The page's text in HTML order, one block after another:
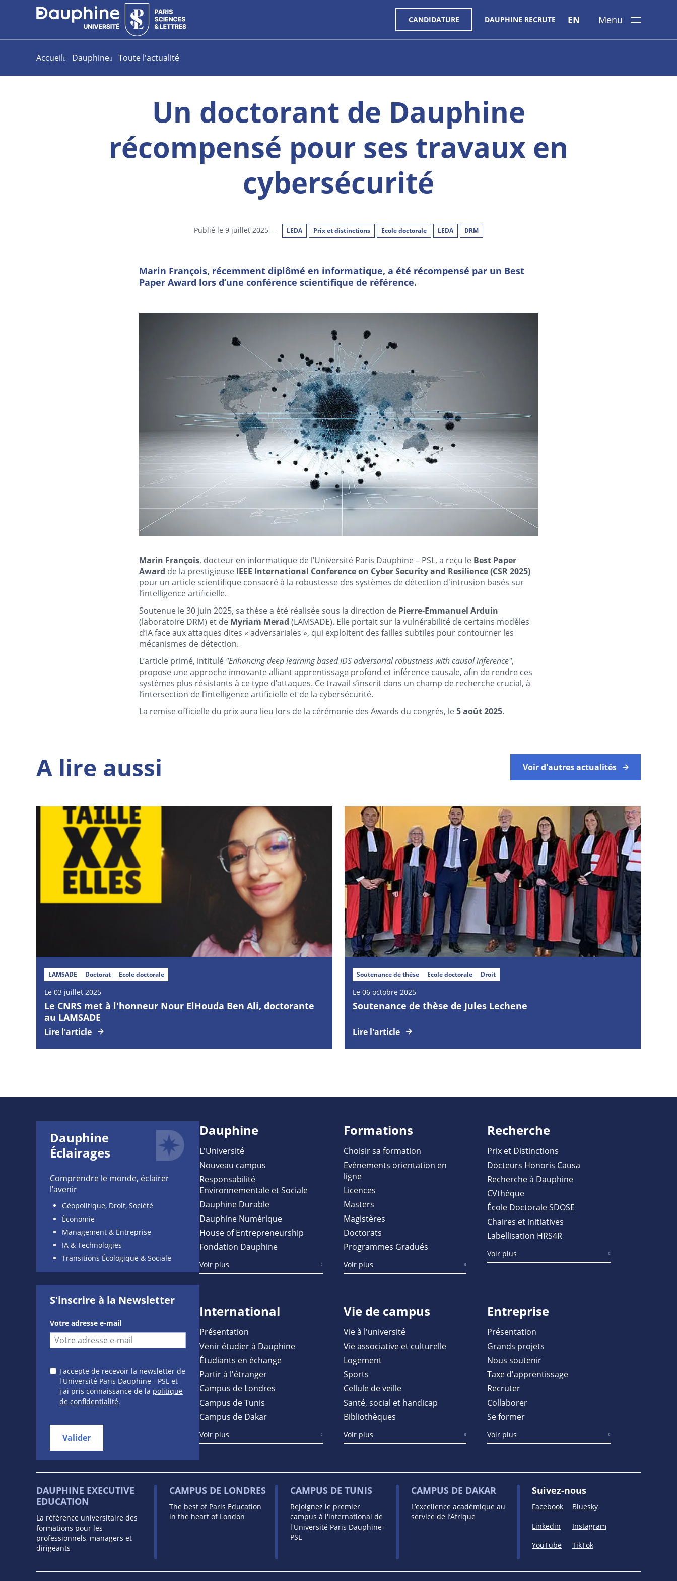
CANDIDATURE DAUPHINE RECRUTE EN Menu
Accueil Dauphine Toute l'actualité
Un doctorant de Dauphine
récompensé pour ses travaux en
cybersécurité
Publié le 9 juillet 2025 - LEDA Prix et distinctions Ecole doctorale LEDA DRM
Marin François, récemment diplômé en informatique, a été récompensé par un Best
Paper Award lors d’une conférence scientifique de référence.
Marin François, docteur en informatique de l’Université Paris Dauphine – PSL, a reçu le Best Paper
Award de la prestigieuse IEEE International Conference on Cyber Security and Resilience (CSR 2025)
pour un article scientifique consacré à la robustesse des systèmes de détection d'intrusion basés sur
l’intelligence artificielle.
Soutenue le 30 juin 2025, sa thèse a été réalisée sous la direction de Pierre-Emmanuel Arduin
(laboratoire DRM) et de Myriam Merad (LAMSADE). Elle portait sur la vulnérabilité de certains modèles
d’IA face aux attaques dites « adversariales », qui exploitent des failles subtiles pour contourner les
mécanismes de détection.
L’article primé, intitulé "Enhancing deep learning based IDS adversarial robustness with causal inference",
propose une approche innovante alliant apprentissage profond et inférence causale, afin de rendre ces
systèmes plus résistants à ce type d’attaques. Ce travail s’inscrit dans un champ de recherche crucial, à
l’intersection de l’intelligence artificielle et de la cybersécurité.
La remise officielle du prix aura lieu lors de la cérémonie des Awards du congrès, le5 août 2025.
A lire aussi Voir d'autres actualités
LAMSADE Doctorat Ecole doctorale
Le 03 juillet 2025
Le CNRS met à l'honneur Nour ElHouda Ben Ali, doctorante
au LAMSADE
Lire l'article
Soutenance de thèse Ecole doctorale Droit
Le 06 octobre 2025
Soutenance de thèse de Jules Lechene
Lire l'article
Dauphine
Éclairages
Comprendre le monde, éclairer
l’avenir
Géopolitique, Droit, Société
Économie
Management & Entreprise
IA & Technologies
Transitions Écologique & Sociale
S'inscrire à la Newsletter
Votre adresse e-mail
J'accepte de recevoir la newsletter de
l'Université Paris Dauphine - PSL et
j'ai pris connaissance de la politique
de confidentialité.
Valider
Dauphine
L'Université
Nouveau campus
Responsabilité
Environnementale et Sociale
Dauphine Durable
Dauphine Numérique
House of Entrepreneurship
Fondation Dauphine
Voir plus
Formations
Choisir sa formation
Evénements orientation en
ligne
Licences
Masters
Magistères
Doctorats
Programmes Gradués
Voir plus
Recherche
Prix et Distinctions
Docteurs Honoris Causa
Recherche à Dauphine
CVthèque
École Doctorale SDOSE
Chaires et initiatives
Labellisation HRS4R
Voir plus
International
Présentation
Venir étudier à Dauphine
Étudiants en échange
Partir à l'étranger
Campus de Londres
Campus de Tunis
Campus de Dakar
Voir plus
Vie de campus
Vie à l'université
Vie associative et culturelle
Logement
Sports
Cellule de veille
Santé, social et handicap
Bibliothèques
Voir plus
Entreprise
Présentation
Grands projets
Nous soutenir
Taxe d'apprentissage
Recruter
Collaborer
Se former
Voir plus
DAUPHINE EXECUTIVE
EDUCATION
La référence universitaire des
formations pour les
professionnels, managers et
dirigeants
CAMPUS DE LONDRES
The best of Paris Education
in the heart of London
CAMPUS DE TUNIS
Rejoignez le premier
campus à l'international de
l'Université Paris Dauphine-
PSL
CAMPUS DE DAKAR
L’excellence académique au
service de l’Afrique
Suivez-nous
Facebook
Bluesky
Linkedin
Instagram
YouTube
TikTok